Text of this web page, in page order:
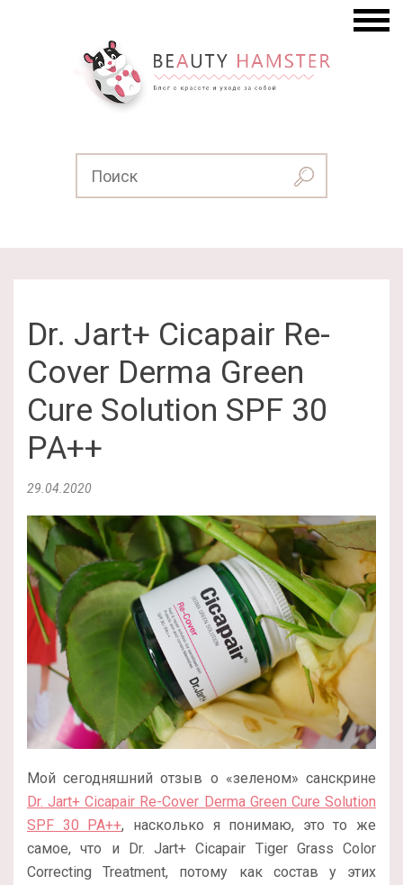
Dr. Jart+ Cicapair Re-
Cover Derma Green
Cure Solution SPF 30
PA++
29.04.2020
Мой сегодняшний отзыв о «зеленом» санскрине
Dr. Jart+ Cicapair Re-Cover Derma Green Cure Solution
SPF 30 PA++, насколько я понимаю, это то же
самое, что и Dr. Jart+ Cicapair Tiger Grass Color
Correcting Treatment, потому как состав у этих